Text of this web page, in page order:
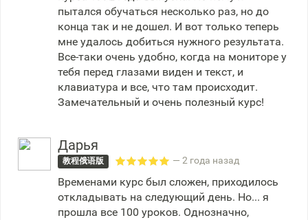
пытался обучаться несколько раз, но до
конца так и не дошел. И вот только теперь
мне удалось добиться нужного результата.
Все-таки очень удобно, когда на мониторе у
тебя перед глазами виден и текст, и
клавиатура и все, что там происходит.
Замечательный и очень полезный курс!
Дарья
教程俄语版 — 2 года назад
Временами курс был сложен, приходилось
откладывать на следующий день. Но... я
прошла все 100 уроков. Однозначно,